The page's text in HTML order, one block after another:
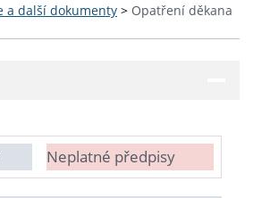
a další dokumenty > Opatření děkana
Neplatné předpisy